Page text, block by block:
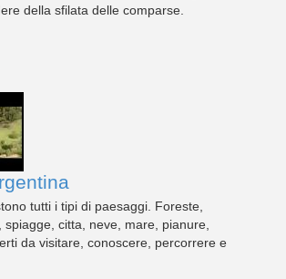
della sfilata delle comparse.
tutti i tipi di paesaggi. Foreste,
spiagge, citta, neve, mare, pianure,
da visitare, conoscere, percorrere e